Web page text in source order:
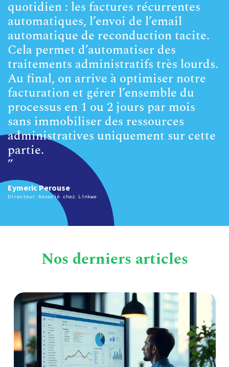
quotidien : les factures récurrentes
automatiques, l’envoi de l’email
automatique de reconduction tacite.
Cela permet d’automatiser des
traitements administratifs très lourds.
Au final, on arrive à optimiser notre
facturation et gérer l’ensemble du
processus en 1 ou 2 jours par mois
sans immobiliser des ressources
administratives uniquement sur cette
partie.
”
Eymeric Perouse
Directeur Associé chez Linkwe
Nos derniers articles